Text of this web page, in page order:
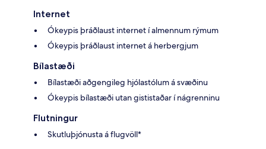
Internet
Ókeypis þráðlaust internet í almennum rýmum
Ókeypis þráðlaust internet á herbergjum
Bílastæði
Bílastæði aðgengileg hjólastólum á svæðinu
Ókeypis bílastæði utan gististaðar í nágrenninu
Flutningur
Skutluþjónusta á flugvöll*